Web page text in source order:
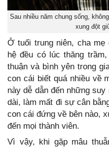
Sau nhiều năm chung sống,
xung đột
Ở tuổi trung niên, cha mẹ
hệ đều có lúc thăng
thuận và bình yên trong
con cái biết quá nhiều về
này dễ dẫn đến những
dài, làm mất đi sự cân
con cái đứng về bên nào,
đến mọi thành viên.
Vì vậy, khi gặp mâu